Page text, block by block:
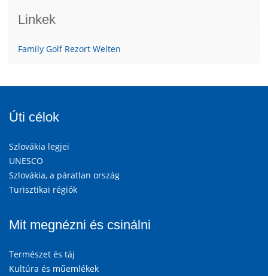
Linkek
Family Golf Rezort Welten
Úti célok
Szlovákia legjei
UNESCO
Szlovákia, a páratlan ország
Turisztikai régiók
Mit megnézni és csinálni
Természet és táj
Kultúra és műemlékek